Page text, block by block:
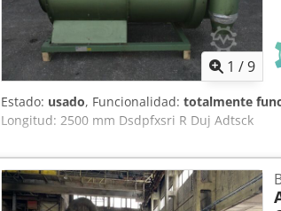
1 /9
Estado: usado, Funcionalidad: totalmente
Longitud: 2500 mm Dsdpfxsri R Duj Adtsck